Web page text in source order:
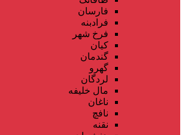
فارسان
فرادبنه
فرخ شهر
کیان
گندمان
گهرو
لردگان
مال خلیفه
ناغان
نافچ
نقنه